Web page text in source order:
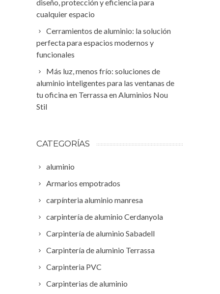
diseño, protección y eficiencia para
cualquier espacio
Cerramientos de aluminio: la solución
perfecta para espacios modernos y
funcionales
Más luz, menos frío: soluciones de
aluminio inteligentes para las ventanas de
tu oficina en Terrassa en Aluminios Nou
Stil
CATEGORÍAS
aluminio
Armarios empotrados
carpínteria aluminio manresa
carpintería de aluminio Cerdanyola
Carpintería de aluminio Sabadell
Carpintería de aluminio Terrassa
Carpinteria PVC
Carpinterias de aluminio